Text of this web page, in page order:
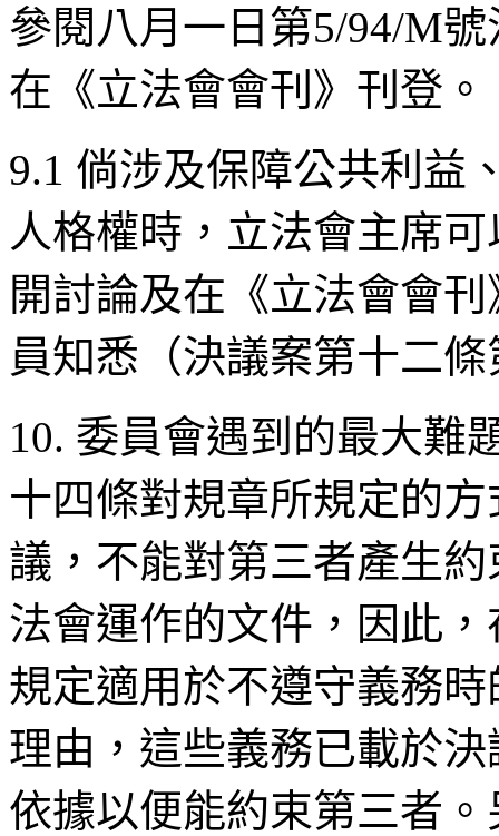
參閱八月一日第5/94/M
在《立法會會刊》刊登。
9.1 倘涉及保障公共利益
人格權時，立法會主席
開討論及在《立法會會
員知悉（決議案第十二
10. 委員會遇到的最大難
十四條對規章所規定的
議，不能對第三者產生
法會運作的文件，因此
規定適用於不遵守義務
理由，這些義務已載於
依據以便能約束第三者